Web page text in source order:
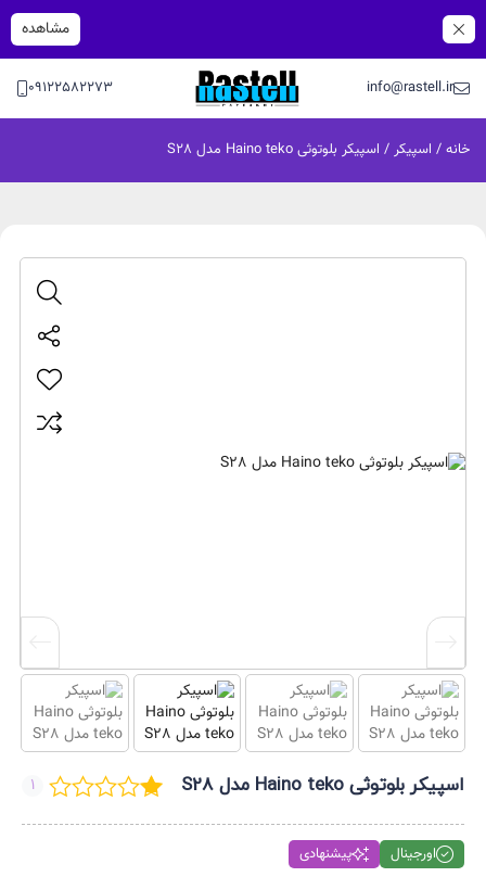
مشاهده
info@rastell.ir
09122582273
خانه / اسپیکر / اسپیکر بلوتوثی Haino teko مدل S28
اسپیکر بلوتوثی Haino teko مدل S28 1
اورجینال پیشنهادی